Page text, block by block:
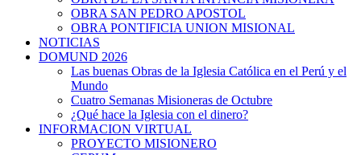
OBRA SAN PEDRO APOSTOL
OBRA PONTIFICIA UNION MISIONAL
NOTICIAS
DOMUND 2026
Las buenas Obras de la Iglesia Católica en el Perú y el
Mundo
Cuatro Semanas Misioneras de Octubre
¿Qué hace la Iglesia con el dinero?
INFORMACION VIRTUAL
PROYECTO MISIONERO